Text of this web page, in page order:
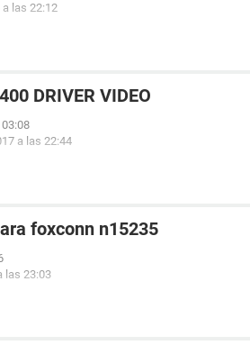
a las 22:12
DRIVER VIDEO
a las 22:44
foxconn n15235
las 23:03